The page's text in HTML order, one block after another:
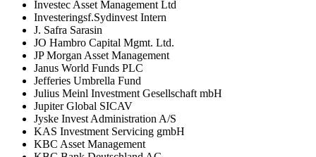
Investec Asset Management Ltd
Investeringsf.Sydinvest Intern
J. Safra Sarasin
JO Hambro Capital Mgmt. Ltd.
JP Morgan Asset Management
Janus World Funds PLC
Jefferies Umbrella Fund
Julius Meinl Investment Gesellschaft mbH
Jupiter Global SICAV
Jyske Invest Administration A/S
KAS Investment Servicing gmbH
KBC Asset Management